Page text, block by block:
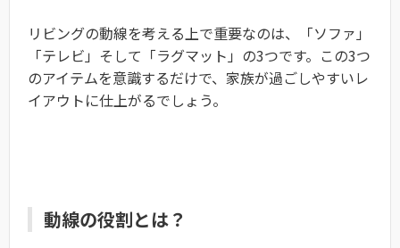
リビングの動線を考える上で重要なのは、「ソファ」
「テレビ」そして「ラグマット」の3つです。この3つ
のアイテムを意識するだけで、家族が過ごしやすいレ
イアウトに仕上がるでしょう。
動線の役割とは？